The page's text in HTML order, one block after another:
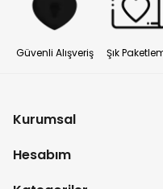
Güvenli Alışveriş Şık
Kurumsal
Hesabım